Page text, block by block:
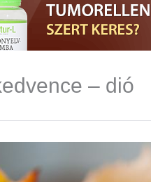
– dió